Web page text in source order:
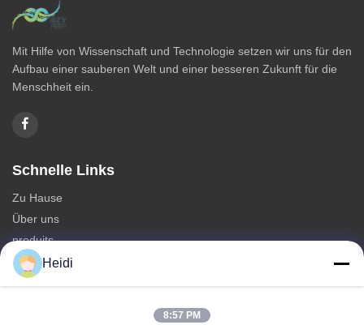
Mit Hilfe von Wissenschaft und Technologie setzen wir uns für den
Aufbau einer sauberen Welt und einer besseren Zukunft für die
Menschheit ein.
Schnelle Links
Zu Hause
Über uns
produits
Kontakt mit uns
Heidi
8:57 PM